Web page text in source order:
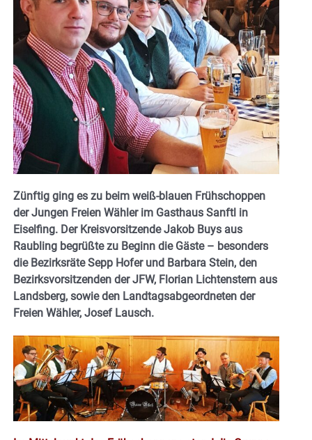
Zünftig ging es zu beim weiß-blauen Frühschoppen
der Jungen Freien Wähler im Gasthaus Sanftl in
Eiselfing. Der Kreisvorsitzende Jakob Buys aus
Raubling begrüßte zu Beginn die Gäste – besonders
die Bezirksräte Sepp Hofer und Barbara Stein, den
Bezirksvorsitzenden der JFW, Florian Lichtenstern aus
Landsberg, sowie den Landtagsabgeordneten der
Freien Wähler, Josef Lausch.